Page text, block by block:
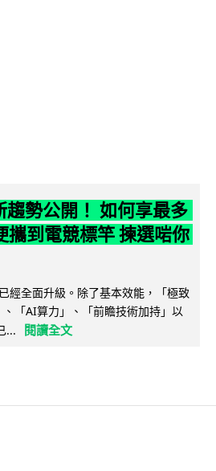
勢公開！ 如何享最多
到電競標竿 揀選啱你
經全面升級。除了基本效能，「極致
「AI算力」、「前瞻技術加持」以
...
閱讀全文